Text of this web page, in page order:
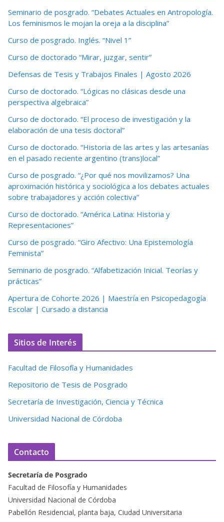
Seminario de posgrado. “Debates Actuales en Antropología.
Los feminismos le mojan la oreja a la disciplina”
Curso de posgrado. Inglés. “Nivel 1”
Curso de doctorado “Mirar, juzgar, sentir”
Defensas de Tesis y Trabajos Finales | Agosto 2026
Curso de doctorado. “Lógicas no clásicas desde una
perspectiva algebraica”
Curso de doctorado. “El proceso de investigación y la
elaboración de una tesis doctoral”
Curso de doctorado. “Historia de las artes y las artesanías
en el pasado reciente argentino (trans)local”
Curso de posgrado. “¿Por qué nos movilizamos? Una
aproximación histórica y sociológica a los debates actuales
sobre trabajadores y acción colectiva”
Curso de doctorado. “América Latina: Historia y
Representaciones”
Curso de posgrado. “Giro Afectivo: Una Epistemología
Feminista”
Seminario de posgrado. “Alfabetización Inicial. Teorías y
prácticas”
Apertura de Cohorte 2026 | Maestría en Psicopedagogía
Escolar | Cursado a distancia
Sitios de Interés
Facultad de Filosofía y Humanidades
Repositorio de Tesis de Posgrado
Secretaría de Investigación, Ciencia y Técnica
Universidad Nacional de Córdoba
Contacto
Secretaría de Posgrado
Facultad de Filosofía y Humanidades
Universidad Nacional de Córdoba
Pabellón Residencial, planta baja, Ciudad Universitaria